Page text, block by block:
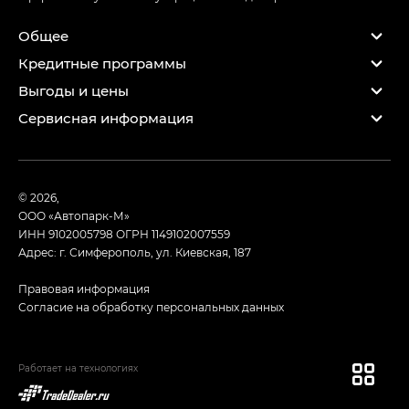
Общее
Кредитные программы
Выгоды и цены
Сервисная информация
© 2026,
ООО «Автопарк-М»
ИНН 9102005798 ОГРН 1149102007559
Адрес: г. Симферополь, ул. Киевская, 187
Правовая информация
Согласие на обработку персональных данных
Работает на технологиях